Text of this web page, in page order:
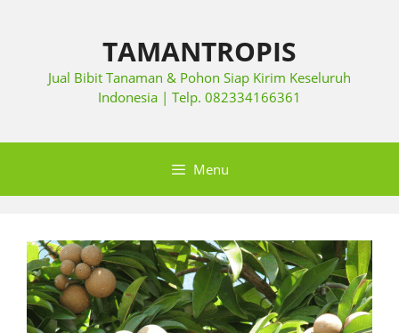
TAMANTROPIS
Jual Bibit Tanaman & Pohon Siap Kirim Keseluruh
Indonesia | Telp. 082334166361
Menu